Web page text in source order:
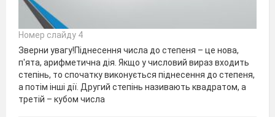
Номер слайду 4
Зверни увагу!Піднесення числа до степеня – це нова,
п'ята, арифметична дія. Якщо у числовий вираз входить
степінь, то спочатку виконується піднесення до степеня,
а потім інші дії. Другий степінь називають квадратом, а
третій – кубом числа